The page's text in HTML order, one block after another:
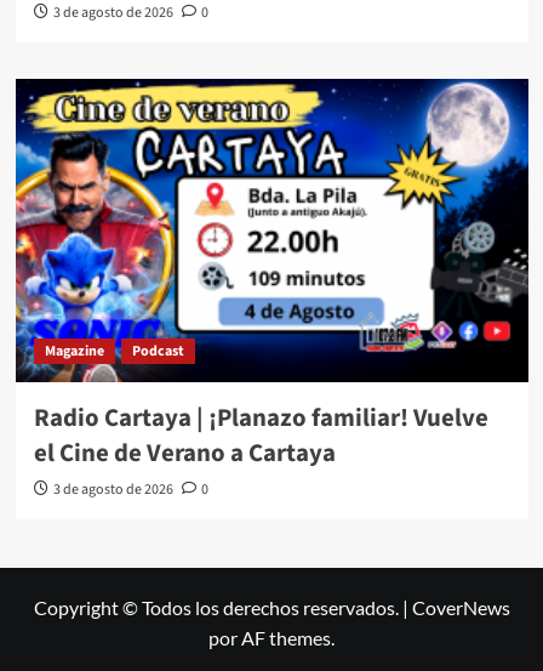
3 de agosto de 2026 0
Magazine Podcast
Radio Cartaya | ¡Planazo familiar! Vuelve
el Cine de Verano a Cartaya
3 de agosto de 2026 0
Copyright © Todos los derechos reservados. | CoverNews
por AF themes.